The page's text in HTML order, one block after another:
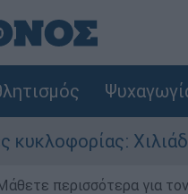
Χιλιάδες
περισσότερα για